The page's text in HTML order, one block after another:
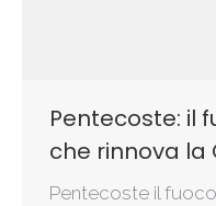
Pentecoste: il
che rinnova la
Pentecoste il